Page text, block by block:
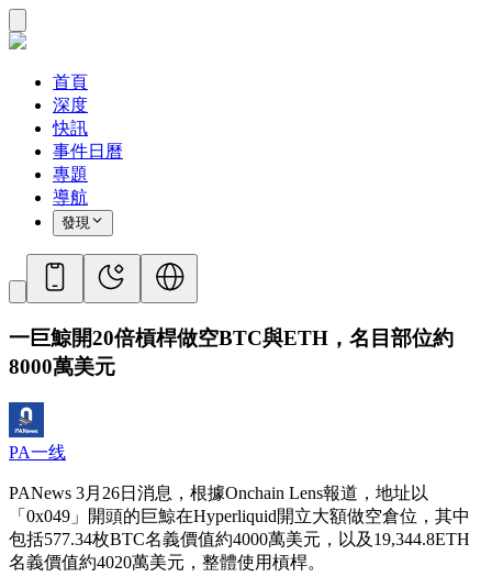
首頁
深度
快訊
事件日曆
專題
導航
發現
一巨鯨開20倍槓桿做空BTC與ETH，名目部位約
8000萬美元
PA一线
PANews 3月26日消息，根據Onchain Lens報道，地址以
「0x049」開頭的巨鯨在Hyperliquid開立大額做空倉位，其中
包括577.34枚BTC名義價值約4000萬美元，以及19,344.8ETH
名義價值約4020萬美元，整體使用槓桿。